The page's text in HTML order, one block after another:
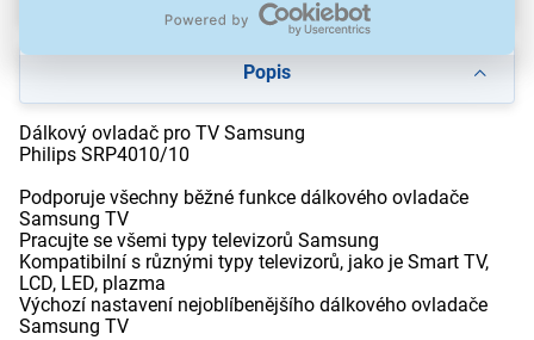
Popis
Dálkový ovladač pro TV Samsung
Philips SRP4010/10
Podporuje všechny běžné funkce dálkového ovladače
Samsung TV
Pracujte se všemi typy televizorů Samsung
Kompatibilní s různými typy televizorů, jako je Smart TV,
LCD, LED, plazma
Výchozí nastavení nejoblíbenějšího dálkového ovladače
Samsung TV